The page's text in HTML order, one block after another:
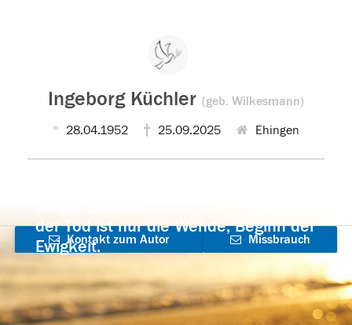
Ingeborg Küchler (geb. Wilkesmann)
28.04.1952 25.09.2025 Ehingen
der Tod ist nur die Wende, Beginn der
Ewigkeit.
Kontakt zum Autor
aufnehmen
Missbrauch